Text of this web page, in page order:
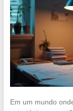
Em um mundo